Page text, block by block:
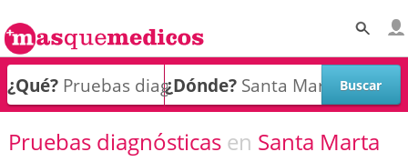
¿Qué? ¿Dónde?
Pruebas diagnósticas en Santa Marta